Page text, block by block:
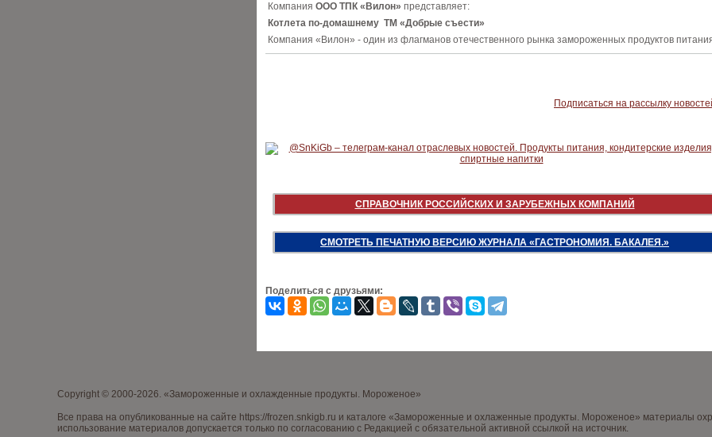
Компания ООО ТПК «Вилон» представляет:
Котлета по-домашнему ТМ «Добрые съести»
Компания «Вилон» - один из флагманов отечественного рынка замороженных продуктов
Подписаться на рассылку
СПРАВОЧНИК РОССИЙСКИХ И ЗАРУБЕЖНЫХ КОМПАНИЙ
СМОТРЕТЬ ПЕЧАТНУЮ ВЕРСИЮ ЖУРНАЛА «ГАСТРОНОМИЯ. БАКАЛЕЯ.»
Поделиться с друзьями:
Copyright © 2000-2026. «Замороженные и охлажденные продукты. Мороженое»
Все права на опубликованные на сайте https://frozen.snkigb.ru и каталоге «Замороженные и охлаженные продукты. Мороженое» материалы
использование материалов допускается только по согласованию с Редакцией с обязательной активной ссылкой на источник.